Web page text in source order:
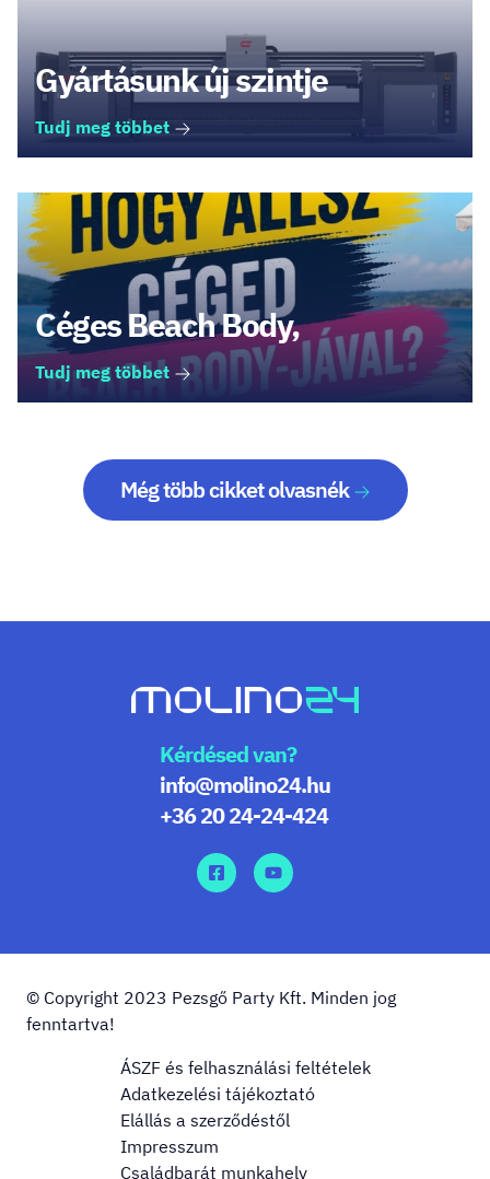
Gyártásunk új szintje
Tudj meg többet
Céges Beach Body,
Tudj meg többet
Még több cikket olvasnék
Kérdésed van?
info@molino24.hu
+36 20 24-24-424
© Copyright 2023 Pezsgő Party Kft. Minden jog
fenntartva!
ÁSZF és felhasználási feltételek
Adatkezelési tájékoztató
Elállás a szerződéstől
Impresszum
Családbarát munkahely